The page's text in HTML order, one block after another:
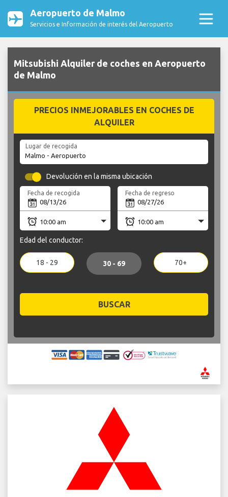
Aeropuerto de Malmo
Servicios e Información de interés del Aeropuerto
Mitsubishi Alquiler de coches en Aeropuerto
de Malmo
PRECIOS INMEJORABLES EN COCHES DE
ALQUILER
Lugar de recogida
Devolución en la misma ubicación
Fecha de recogida Fecha de regreso
Edad del conductor:
18 - 29 30 - 69 70+
BUSCAR